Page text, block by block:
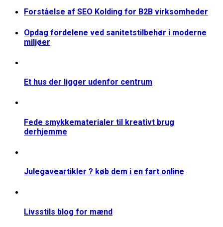
Forståelse af SEO Kolding for B2B virksomheder
Opdag fordelene ved sanitetstilbehør i moderne
miljøer
Et hus der ligger udenfor centrum
Fede smykkematerialer til kreativt brug
derhjemme
Julegaveartikler ? køb dem i en fart online
Livsstils blog for mænd